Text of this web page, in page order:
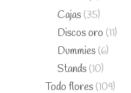
Cajas (35)
Discos oro (11)
Dummies (6)
Stands (10)
Todo flores (109)